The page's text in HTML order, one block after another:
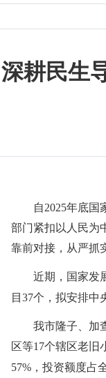
深耕民生
自2025年底国
部门紧扣以人民为
靠前对接，从严抓
近期，国家发
目 37个，拟安排中
我市隆子、加
区等17个辖区老旧
57% ，投资额度占